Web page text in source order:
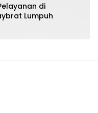
di
Lumpuh